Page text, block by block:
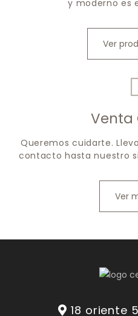
y moderno es
Ver
Venta
Queremos cuidarte.
contacto hasta nuestro
Ver
18 oriente